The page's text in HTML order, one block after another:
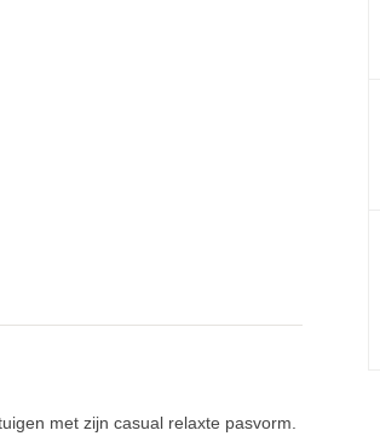
met zijn casual relaxte pasvorm.